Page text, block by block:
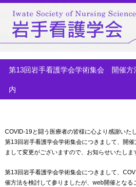
第13回岩手看護学会学術集会 開催方
内
COVID-19と闘う医療者の皆様に心より感謝いたし
第13回岩手看護学会学術集会につきまして、開
まして変更がございますので、お知らせいたしま
第13回岩手看護学会学術集会につきまして、
催方法を検討して参りましたが、web開催となる